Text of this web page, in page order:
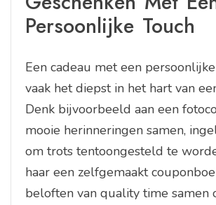
Persoonlijke Touch
Een cadeau met een
vaak het diepst in het hart van
Denk bijvoorbeeld aan een
mooie herinneringen samen,
om trots tentoongesteld te
haar een zelfgemaakt
beloften van quality time samen